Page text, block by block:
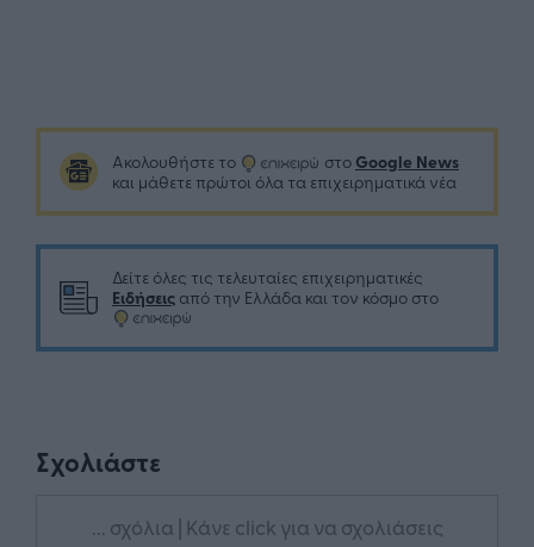
Ακολουθήστε το στο Google News
και μάθετε πρώτοι όλα τα επιχειρηματικά νέα
Δείτε όλες τις τελευταίες επιχειρηματικές
Ειδήσεις από την Ελλάδα και τον κόσμο στο
Σχολιάστε
... σχόλια | Κάνε click για να σχολιάσεις